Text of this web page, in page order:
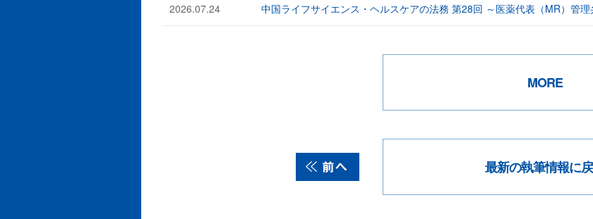
2026.07.24 中国ライフサイエンス・ヘルスケアの法務 第28回 ～医薬代表（MR）管
MORE
最新の執筆情報に